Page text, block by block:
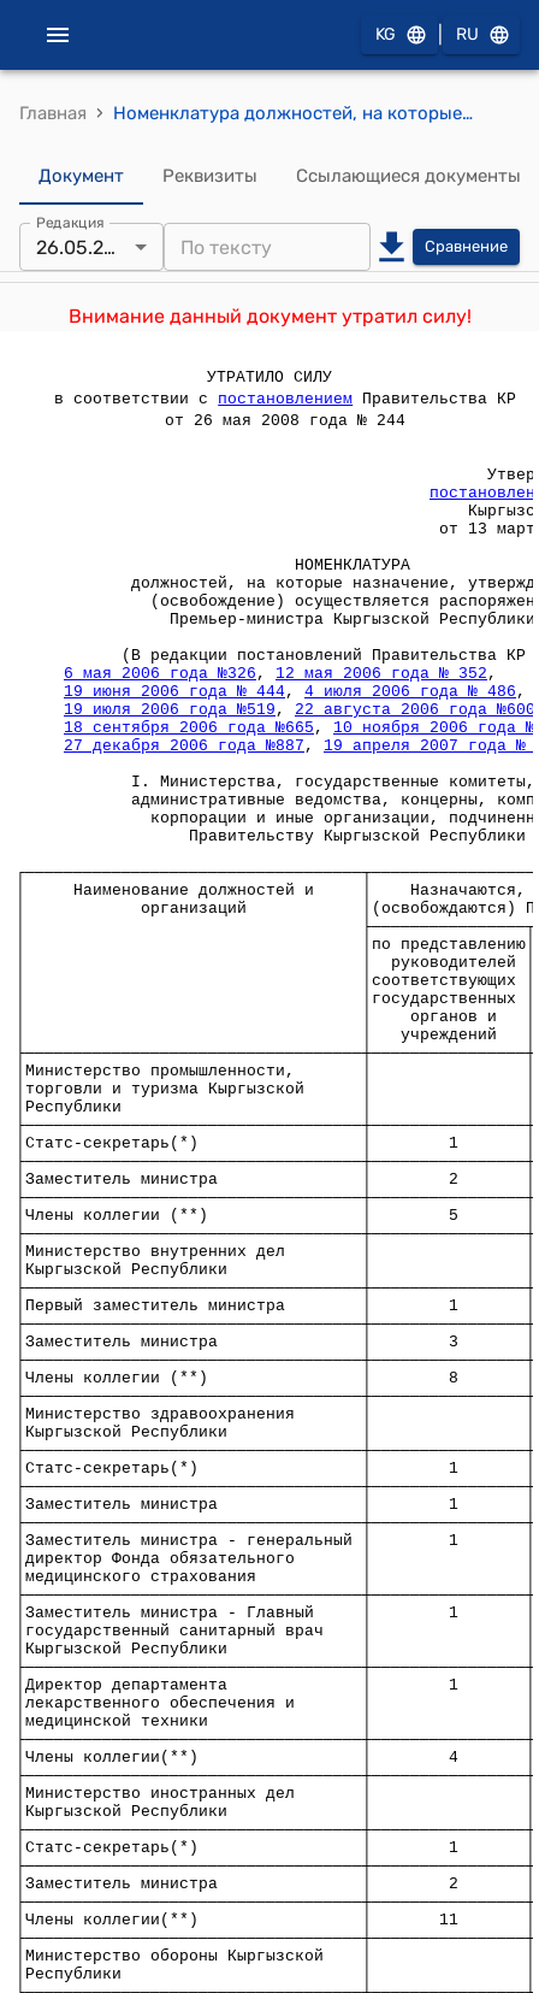
KG RU
Главная › Номенклатура должностей, на которые назначение, утверждение (освобождение) осуществляется распоряжением Премьер-министра Кыргызской Республики ( утверждена постановлением Правительства Кыргызской Республики от 13 марта 2006 года №154)
Документ Реквизиты Ссылающиеся документы
Редакция
26.05.2008 Сравнение
Внимание данный документ утратил силу!